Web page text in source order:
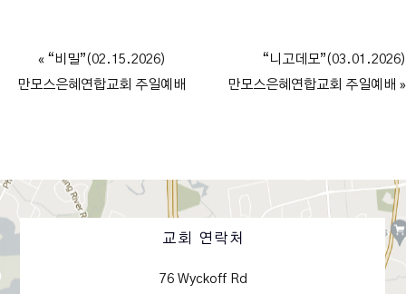
« “비밀”(02.15.2026)
만모스은혜연합교회 주일예배
“니고데모”(03.01.2026)
만모스은혜연합교회 주일예배 »
교회 연락처
76 Wyckoff Rd